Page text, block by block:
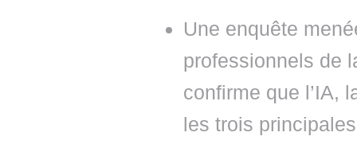
Une enquête
professionnels de
confirme que l’IA,
les trois